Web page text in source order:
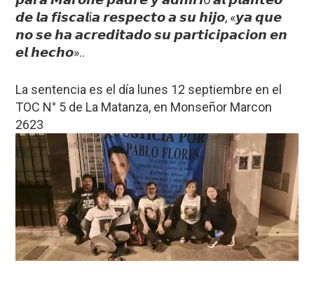
𝙙𝙚 𝙡𝙖 𝙛𝙞𝙨𝙘𝙖𝙡í𝙖 𝙧𝙚𝙨𝙥𝙚𝙘𝙩𝙤 𝙖 𝙨𝙪 𝙝𝙞𝙟𝙤, «𝙮𝙖 𝙦𝙪𝙚
𝙣𝙤 𝙨𝙚 𝙝𝙖 𝙖𝙘𝙧𝙚𝙙𝙞𝙩𝙖𝙙𝙤 𝙨𝙪 𝙥𝙖𝙧𝙩𝙞𝙘𝙞𝙥𝙖𝙘𝙞𝙤𝙣 𝙚𝙣
𝙚𝙡 𝙝𝙚𝙘𝙝𝙤»..
La sentencia es el día lunes 12 septiembre en el
TOC N° 5 de La Matanza, en Monseñor Marcon
2623